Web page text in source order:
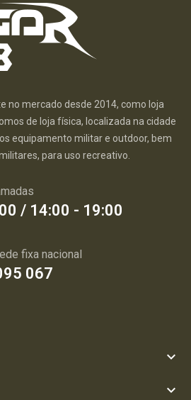
no mercado desde 2014, como loja
de loja física, localizada na cidade
equipamento militar e outdoor, bem
para uso recreativo.
/ 14:00 - 19:00
fixa nacional
067

